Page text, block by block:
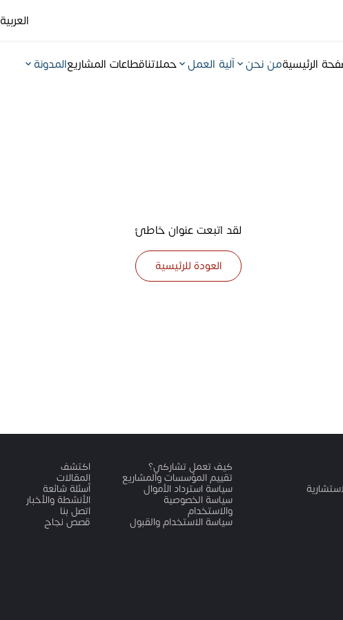
العربية
الرئيسيةمن نحن آلية العمل حملاتناقطاعات المشاريعالمدونة
لقد اتبعت عنوان خاطئ
العودة للرئيسية
كيف تعمل تشاركي؟
تقييم المؤسسات والمشاريع
سياسة استرداد الأموال
سياسة الخصوصية
والاستخدام
سياسة الاستخدام والقبول
اكتشف
المقالات
أسئلة شائعة
الأنشطة والأخبار
اتصل بنا
قصص نجاح